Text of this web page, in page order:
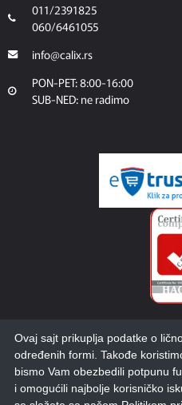
011/2391825
060/6461055
info@calix.rs
PON-PET: 8:00-16:00
SUB-NED: ne radimo
Ovaj sajt prikuplja podatke o
određenih formi. Takođe
bismo Vam obezbedili potpunu
i omogućili najbolje korisničko